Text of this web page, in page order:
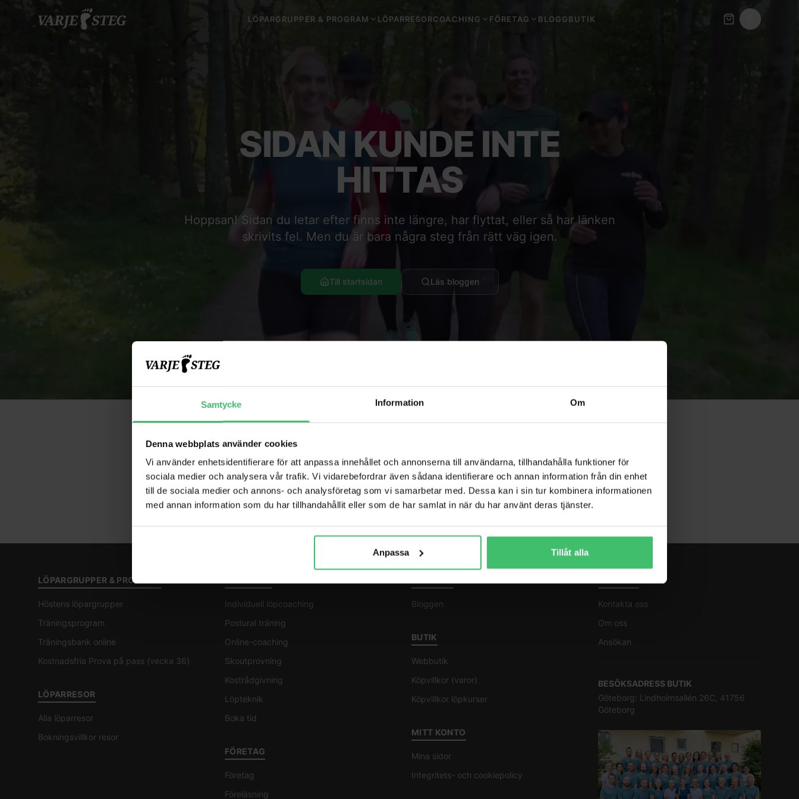
Samtycke Information Om
Denna webbplats använder cookies
Vi använder enhetsidentifierare för att anpassa innehållet och annonserna till användarna, tillhandahålla funktioner för
sociala medier och analysera vår trafik. Vi vidarebefordrar även sådana identifierare och annan information från din enhet
till de sociala medier och annons- och analysföretag som vi samarbetar med. Dessa kan i sin tur kombinera informationen
med annan information som du har tillhandahållit eller som de har samlat in när du har använt deras tjänster.
Anpassa Tillåt alla
LÖPARGRUPPER & PROGRAM LÖPARRESORCOACHING FÖRETAG BLOGGBUTIK
FEL 404
SIDAN KUNDE INTE
HITTAS
Hoppsan! Sidan du letar efter finns inte längre, har flyttat, eller så har länken
skrivits fel. Men du är bara några steg från rätt väg igen.
Till startsidan Läs bloggen
Löpargrupper Löparresor Coaching
LÖPARGRUPPER & PROGRAM
Höstens löpargrupper
Träningsprogram
Träningsbank online
Kostnadsfria Prova på pass (vecka 36)
LÖPARRESOR
Alla löparresor
Bokningsvillkor resor
Individuell löpcoaching
Postural träning
Online-coaching
Skoutprovning
Kostrådgivning
Löpteknik
Boka tid
FÖRETAG
Företag
Föreläsning
Bloggen
BUTIK
Webbutik
Köpvillkor (varor)
Köpvillkor löpkurser
MITT KONTO
Mina sidor
Integritets- och cookiepolicy
Kontakta oss
Om oss
Ansökan
BESÖKSADRESS BUTIK
Göteborg: Lindholmsallén 26C, 41756
Göteborg